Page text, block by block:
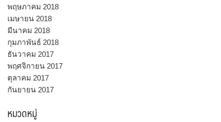
พฤษภาคม 2018
เมษายน 2018
มีนาคม 2018
กุมภาพันธ์ 2018
ธันวาคม 2017
พฤศจิกายน 2017
ตุลาคม 2017
กันยายน 2017
หมวดหมู่